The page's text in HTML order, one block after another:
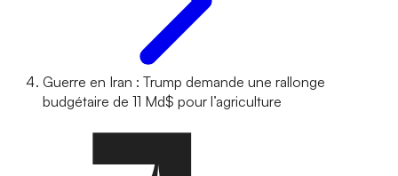
Guerre en Iran : Trump demande une rallonge
budgétaire de 11 Md$ pour l’agriculture